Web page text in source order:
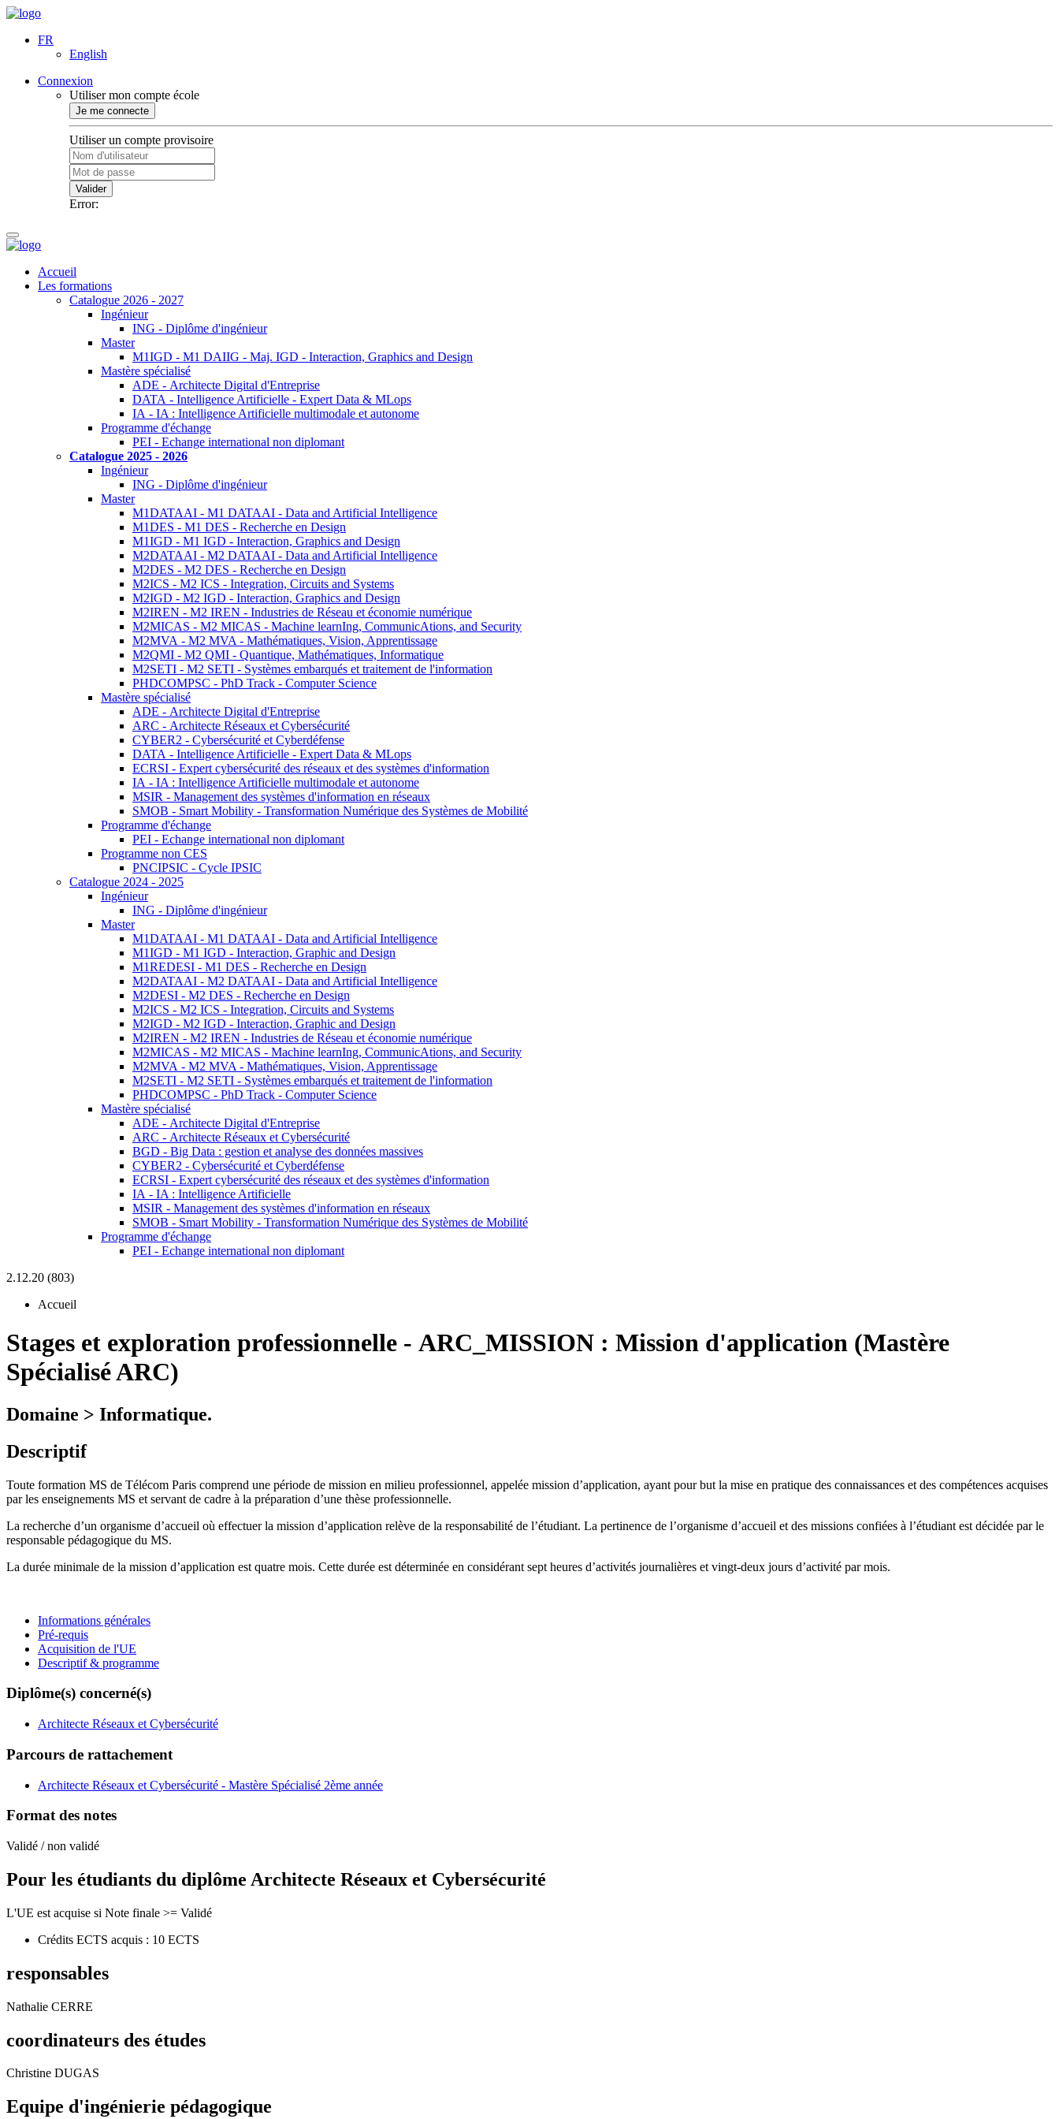
FR
English
Connexion
Utiliser mon compte école
Je me connecte
Utiliser un compte provisoire
Valider
Error:
Accueil
Les formations
Catalogue 2026 - 2027
Ingénieur
ING - Diplôme d'ingénieur
Master
M1IGD - M1 DAIIG - Maj. IGD - Interaction, Graphics and Design
Mastère spécialisé
ADE - Architecte Digital d'Entreprise
DATA - Intelligence Artificielle - Expert Data & MLops
IA - IA : Intelligence Artificielle multimodale et autonome
Programme d'échange
PEI - Echange international non diplomant
Catalogue 2025 - 2026
Ingénieur
ING - Diplôme d'ingénieur
Master
M1DATAAI - M1 DATAAI - Data and Artificial Intelligence
M1DES - M1 DES - Recherche en Design
M1IGD - M1 IGD - Interaction, Graphics and Design
M2DATAAI - M2 DATAAI - Data and Artificial Intelligence
M2DES - M2 DES - Recherche en Design
M2ICS - M2 ICS - Integration, Circuits and Systems
M2IGD - M2 IGD - Interaction, Graphics and Design
M2IREN - M2 IREN - Industries de Réseau et économie numérique
M2MICAS - M2 MICAS - Machine learnIng, CommunicAtions, and Security
M2MVA - M2 MVA - Mathématiques, Vision, Apprentissage
M2QMI - M2 QMI - Quantique, Mathématiques, Informatique
M2SETI - M2 SETI - Systèmes embarqués et traitement de l'information
PHDCOMPSC - PhD Track - Computer Science
Mastère spécialisé
ADE - Architecte Digital d'Entreprise
ARC - Architecte Réseaux et Cybersécurité
CYBER2 - Cybersécurité et Cyberdéfense
DATA - Intelligence Artificielle - Expert Data & MLops
ECRSI - Expert cybersécurité des réseaux et des systèmes d'information
IA - IA : Intelligence Artificielle multimodale et autonome
MSIR - Management des systèmes d'information en réseaux
SMOB - Smart Mobility - Transformation Numérique des Systèmes de Mobilité
Programme d'échange
PEI - Echange international non diplomant
Programme non CES
PNCIPSIC - Cycle IPSIC
Catalogue 2024 - 2025
Ingénieur
ING - Diplôme d'ingénieur
Master
M1DATAAI - M1 DATAAI - Data and Artificial Intelligence
M1IGD - M1 IGD - Interaction, Graphic and Design
M1REDESI - M1 DES - Recherche en Design
M2DATAAI - M2 DATAAI - Data and Artificial Intelligence
M2DESI - M2 DES - Recherche en Design
M2ICS - M2 ICS - Integration, Circuits and Systems
M2IGD - M2 IGD - Interaction, Graphic and Design
M2IREN - M2 IREN - Industries de Réseau et économie numérique
M2MICAS - M2 MICAS - Machine learnIng, CommunicAtions, and Security
M2MVA - M2 MVA - Mathématiques, Vision, Apprentissage
M2SETI - M2 SETI - Systèmes embarqués et traitement de l'information
PHDCOMPSC - PhD Track - Computer Science
Mastère spécialisé
ADE - Architecte Digital d'Entreprise
ARC - Architecte Réseaux et Cybersécurité
BGD - Big Data : gestion et analyse des données massives
CYBER2 - Cybersécurité et Cyberdéfense
ECRSI - Expert cybersécurité des réseaux et des systèmes d'information
IA - IA : Intelligence Artificielle
MSIR - Management des systèmes d'information en réseaux
SMOB - Smart Mobility - Transformation Numérique des Systèmes de Mobilité
Programme d'échange
PEI - Echange international non diplomant
2.12.20 (803)
Accueil
Stages et exploration professionnelle - ARC_MISSION : Mission d'application (Mastère
Spécialisé ARC)
Domaine > Informatique.
Descriptif
Toute formation MS de Télécom Paris comprend une période de mission en milieu professionnel, appelée mission d’application, ayant pour but la mise en pratique des connaissances et des compétences acquises
par les enseignements MS et servant de cadre à la préparation d’une thèse professionnelle.
La recherche d’un organisme d’accueil où effectuer la mission d’application relève de la responsabilité de l’étudiant. La pertinence de l’organisme d’accueil et des missions confiées à l’étudiant est décidée par le
responsable pédagogique du MS.
La durée minimale de la mission d’application est quatre mois. Cette durée est déterminée en considérant sept heures d’activités journalières et vingt-deux jours d’activité par mois.
Informations générales
Pré-requis
Acquisition de l'UE
Descriptif & programme
Diplôme(s) concerné(s)
Architecte Réseaux et Cybersécurité
Parcours de rattachement
Architecte Réseaux et Cybersécurité - Mastère Spécialisé 2ème année
Format des notes
Validé / non validé
Pour les étudiants du diplôme Architecte Réseaux et Cybersécurité
L'UE est acquise si Note finale >= Validé
Crédits ECTS acquis : 10 ECTS
responsables
Nathalie CERRE
coordinateurs des études
Christine DUGAS
Equipe d'ingénierie pédagogique